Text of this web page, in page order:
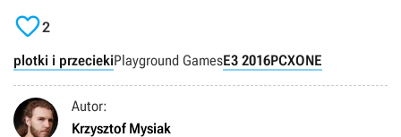
2
plotki i przeciekiPlayground GamesE3 2016PCXONE
Autor:
Krzysztof Mysiak